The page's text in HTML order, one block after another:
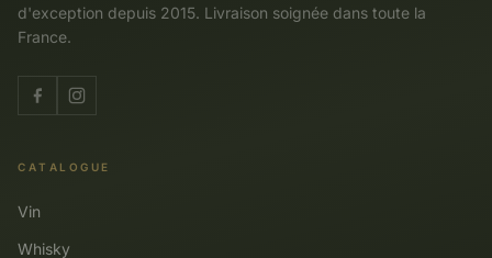
d'exception depuis 2015. Livraison soignée dans toute la
France.
CATALOGUE
Vin
Whisky